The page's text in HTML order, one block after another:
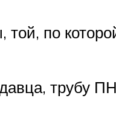
по
трубу